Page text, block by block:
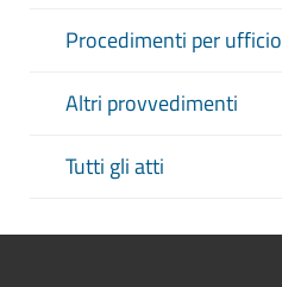
Procedimenti per ufficio
Altri provvedimenti
Tutti gli atti